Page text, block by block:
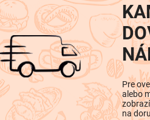
Pre
alebo
na